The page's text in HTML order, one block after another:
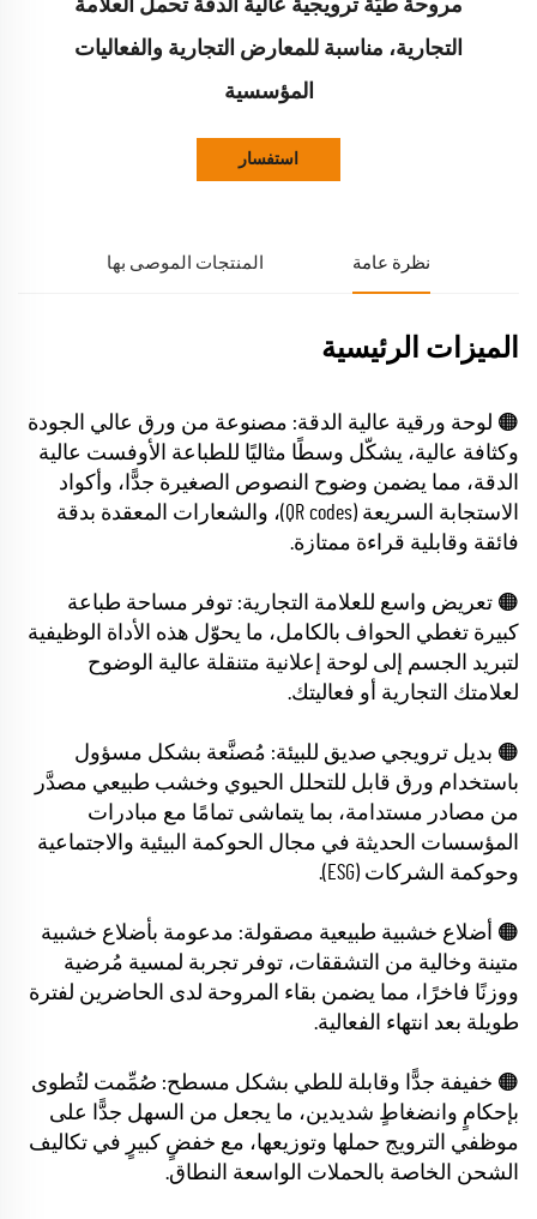
مروحة طيّة ترويجية عالية الدقة تحمل العلامة
التجارية، مناسبة للمعارض التجارية والفعاليات
المؤسسية
استفسار
نظرة عامة المنتجات الموصى بها
الميزات الرئيسية
🟠 لوحة ورقية عالية الدقة: مصنوعة من ورق عالي الجودة
وكثافة عالية، يشكّل وسطًا مثاليًا للطباعة الأوفست عالية
الدقة، مما يضمن وضوح النصوص الصغيرة جدًّا، وأكواد
الاستجابة السريعة (QR codes)، والشعارات المعقدة بدقة
فائقة وقابلية قراءة ممتازة.
🟠 تعريض واسع للعلامة التجارية: توفر مساحة طباعة
كبيرة تغطي الحواف بالكامل، ما يحوّل هذه الأداة الوظيفية
لتبريد الجسم إلى لوحة إعلانية متنقلة عالية الوضوح
لعلامتك التجارية أو فعاليتك.
🟠 بديل ترويجي صديق للبيئة: مُصنَّعة بشكل مسؤول
باستخدام ورق قابل للتحلل الحيوي وخشب طبيعي مصدَّر
من مصادر مستدامة، بما يتماشى تمامًا مع مبادرات
المؤسسات الحديثة في مجال الحوكمة البيئية والاجتماعية
وحوكمة الشركات (ESG).
🟠 أضلاع خشبية طبيعية مصقولة: مدعومة بأضلاع خشبية
متينة وخالية من التشققات، توفر تجربة لمسية مُرضية
ووزنًا فاخرًا، مما يضمن بقاء المروحة لدى الحاضرين لفترة
طويلة بعد انتهاء الفعالية.
🟠 خفيفة جدًّا وقابلة للطي بشكل مسطح: صُمِّمت لتُطوى
بإحكامٍ وانضغاطٍ شديدين، ما يجعل من السهل جدًّا على
موظفي الترويج حملها وتوزيعها، مع خفضٍ كبيرٍ في تكاليف
الشحن الخاصة بالحملات الواسعة النطاق.